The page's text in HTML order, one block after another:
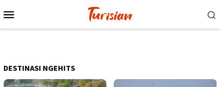
ke
Mobile
DESTINASI NGEHITS